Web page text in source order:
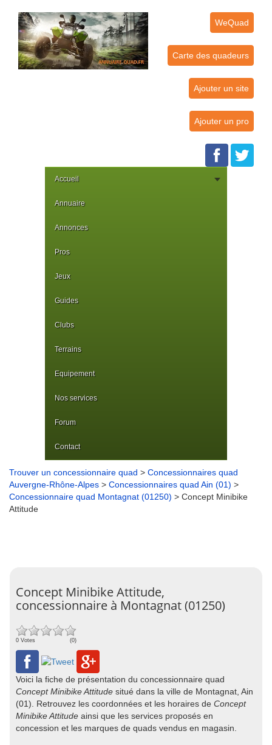
WeQuad
Carte des quadeurs
Ajouter un site
Ajouter un pro
Accueil
Annuaire
Annonces
Pros
Jeux
Guides
Clubs
Terrains
Equipement
Nos services
Forum
Contact
Trouver un concessionnaire quad > Concessionnaires quad
Auvergne-Rhône-Alpes > Concessionnaires quad Ain (01) >
Concessionnaire quad Montagnat (01250) > Concept Minibike
Attitude
Concept Minibike Attitude,
concessionnaire à Montagnat (01250)
0 Votes (0)
Voici la fiche de présentation du concessionnaire quad
Concept Minibike Attitude situé dans la ville de Montagnat, Ain
(01). Retrouvez les coordonnées et les horaires de Concept
Minibike Attitude ainsi que les services proposés en
concession et les marques de quads vendus en magasin.